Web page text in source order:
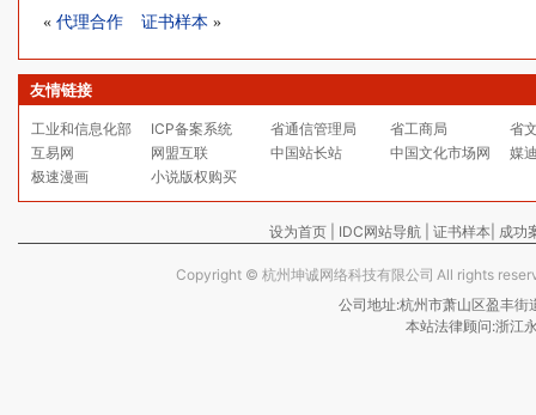
« 代理合作 证书样本 »
友情链接
工业和信息化部 ICP备案系统 省通信管理局 省工商局
省
互易网
网盟互联 中国站长站 中国文化市场网
媒
极速漫画
小说版权购买
设为首页| IDC网站导航| 证书样本| 成功
Copyright © 杭州坤诚网络科技有限公司 All rights
公司地址:杭州市萧山区盈丰
本站法律顾问:浙江